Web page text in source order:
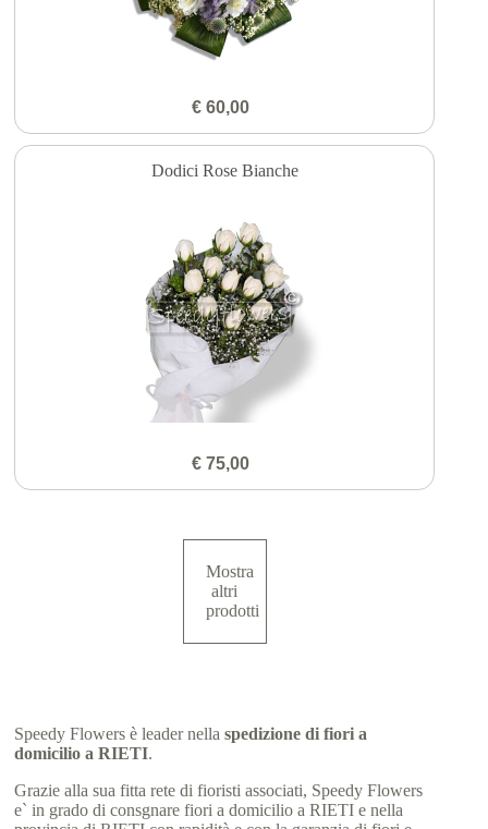
€ 60,00
Dodici Rose Bianche
€ 75,00
Mostra
altri
prodotti
Speedy Flowers è leader nellaspedizione di fiori a
domicilio a RIETI.
Grazie alla sua fitta rete di fioristi associati, Speedy Flowers
e` in grado di consgnare fiori a domicilio a RIETI e nella